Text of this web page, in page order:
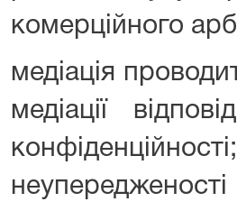
комерційного
медіація
медіації